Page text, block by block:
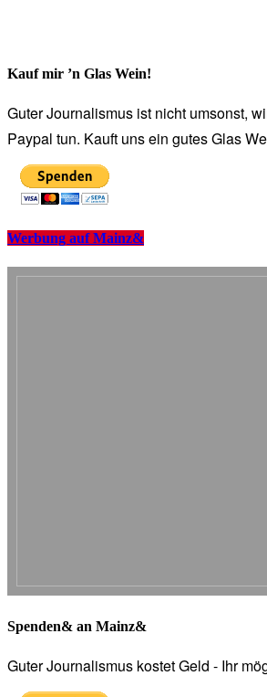
Kauf mir ’n Glas Wein!
Guter Journalismus ist nicht umsonst,
Paypal tun. Kauft uns ein gutes Glas
Werbung auf Mainz&
Spenden& an Mainz&
Guter Journalismus kostet Geld - Ihr